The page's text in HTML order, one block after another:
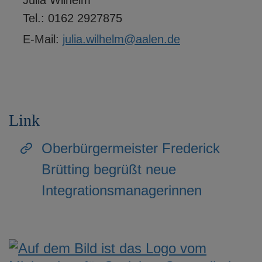
Tel.: 0162 2927875
E-Mail: julia.wilhelm@aalen.de
Link
Oberbürgermeister Frederick
Brütting begrüßt neue
Integrationsmanagerinnen